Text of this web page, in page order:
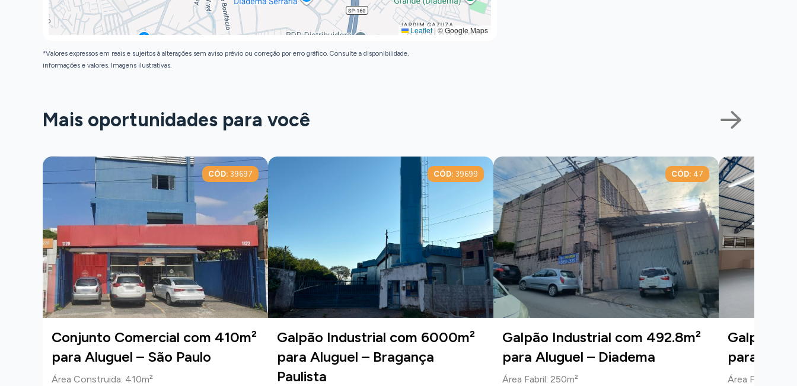
Leaflet |© Google Maps
*Valores expressos em reais e sujeitos à alterações sem aviso prévio ou correção por erro gráfico. Consulte a disponibilidade,
informações e valores. Imagens ilustrativas.
Mais oportunidades para você
CÓD: 39697
Conjunto Comercial com 410m²
para Aluguel – São Paulo
Área Construida: 410m²
CÓD: 39699
Galpão Industrial com 6000m²
para Aluguel – Bragança
Paulista
CÓD: 47
Galpão Industrial com 492.8m²
para Aluguel – Diadema
Área Fabril: 250m²
Galpão
para
Área Fabril: